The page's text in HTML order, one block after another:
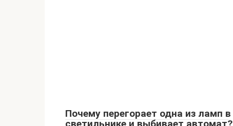
Почему перегорает одна из ламп в